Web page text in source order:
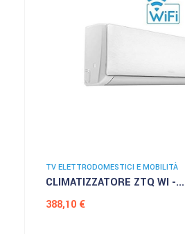
TV ELETTRODOMESTICI E MOBILITÀ
CLIMATIZZATORE ZTQ WI -...
Prezzo
388,10 €